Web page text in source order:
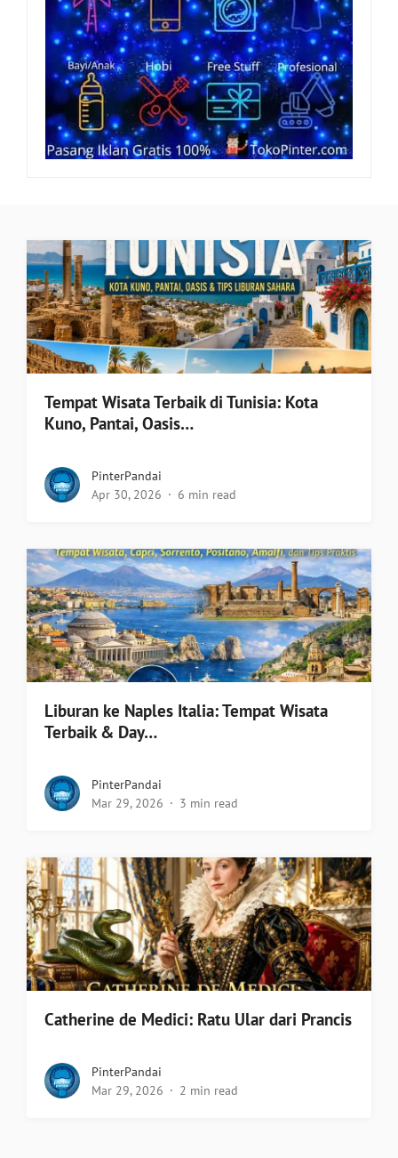
Tempat Wisata Terbaik di Tunisia: Kota
Kuno, Pantai, Oasis…
PinterPandai
Apr 30, 2026
6 min read
Liburan ke Naples Italia: Tempat Wisata
Terbaik & Day…
PinterPandai
Mar 29, 2026
3 min read
Catherine de Medici: Ratu Ular dari Prancis
PinterPandai
Mar 29, 2026
2 min read